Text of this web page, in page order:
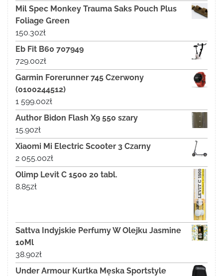
Mil Spec Monkey Trauma Saks Pouch Plus
Foliage Green
150.30zł
Eb Fit B60 707949
729.00zł
Garmin Forerunner 745 Czerwony
(0100244512)
1 599.00zł
Author Bidon Flash X9 550 szary
15.90zł
Xiaomi Mi Electric Scooter 3 Czarny
2 055.00zł
Olimp Levit C 1500 20 tabl.
8.85zł
Sattva Indyjskie Perfumy W Olejku Jasmine
10Ml
38.90zł
Under Armour Kurtka Męska Sportstyle